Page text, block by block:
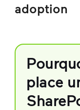
adoption
place